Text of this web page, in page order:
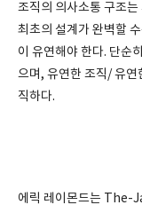
조직의 의사소통 구조는
최초의 설계가 완벽할
이 유연해야 한다. 단순
으며, 유연한 조직/ 유연
직하다.
에릭 레이몬드는 The-